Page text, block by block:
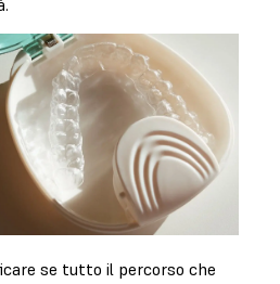
se tutto il percorso che